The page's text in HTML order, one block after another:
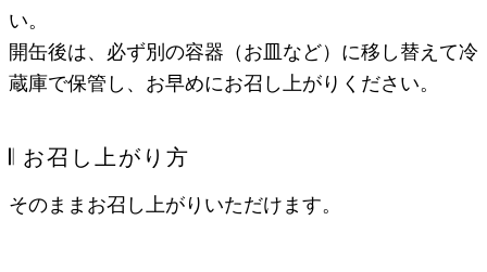
い。
開缶後は、必ず別の容器（お皿など）に移し替えて冷
蔵庫で保管し、お早めにお召し上がりください。
𝄃 お召し上がり方
そのままお召し上がりいただけます。